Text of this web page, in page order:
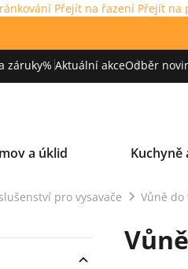
Přejít na řazení Přejít na
záruky% Aktuální akceOdběr
a úklid Kuchyně
pro vysavače Vůně do